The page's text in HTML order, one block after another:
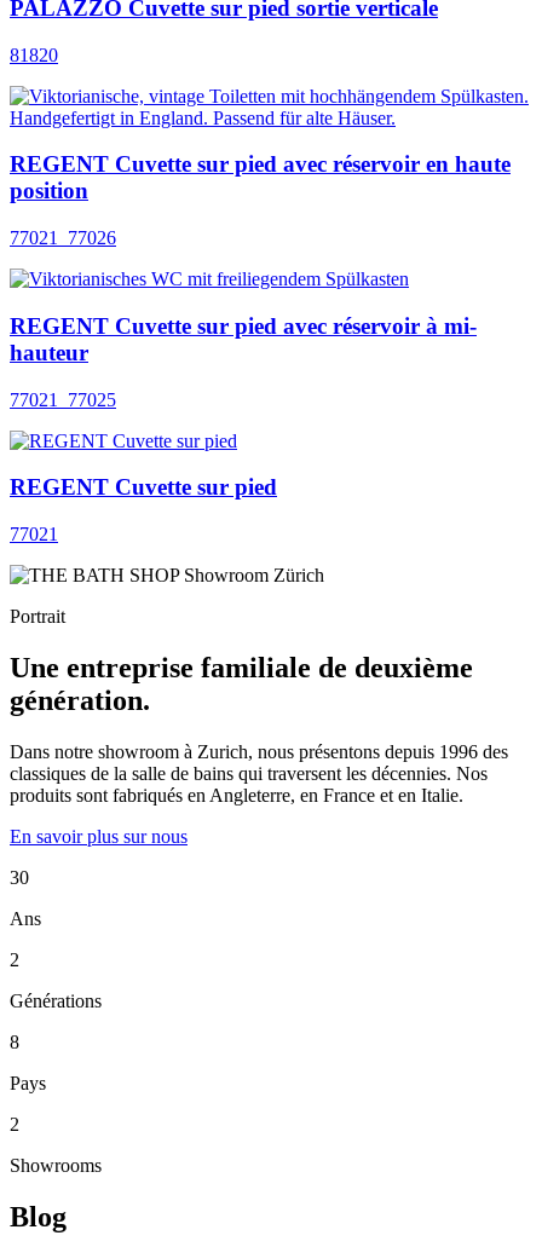
PALAZZO Cuvette sur pied sortie verticale
81820
REGENT Cuvette sur pied avec réservoir en haute
position
77021_77026
REGENT Cuvette sur pied avec réservoir à mi-
hauteur
77021_77025
REGENT Cuvette sur pied
77021
Portrait
Une entreprise familiale de deuxième
génération.
Dans notre showroom à Zurich, nous présentons depuis 1996 des
classiques de la salle de bains qui traversent les décennies. Nos
produits sont fabriqués en Angleterre, en France et en Italie.
En savoir plus sur nous
30
Ans
2
Générations
8
Pays
2
Showrooms
Blog